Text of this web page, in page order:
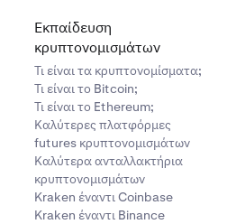
Εκπαίδευση
κρυπτονομισμάτων
Τι είναι τα κρυπτονομίσματα;
Τι είναι το Bitcoin;
Τι είναι το Ethereum;
Καλύτερες πλατφόρμες
futures κρυπτονομισμάτων
Καλύτερα ανταλλακτήρια
κρυπτονομισμάτων
Kraken έναντι Coinbase
Kraken έναντι Binance